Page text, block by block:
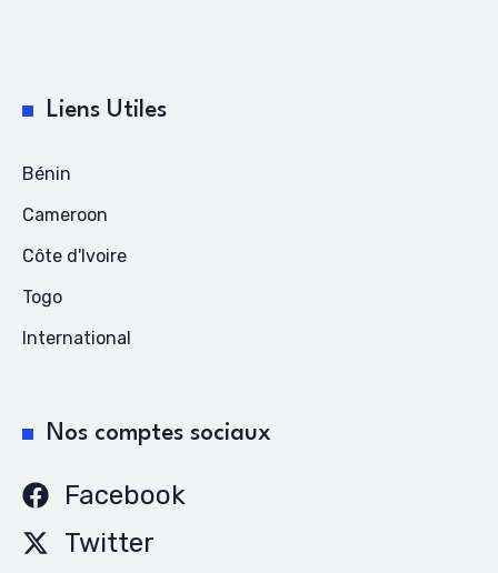
Liens Utiles
Bénin
Cameroon
Côte d'Ivoire
Togo
International
Nos comptes sociaux
Facebook
Twitter